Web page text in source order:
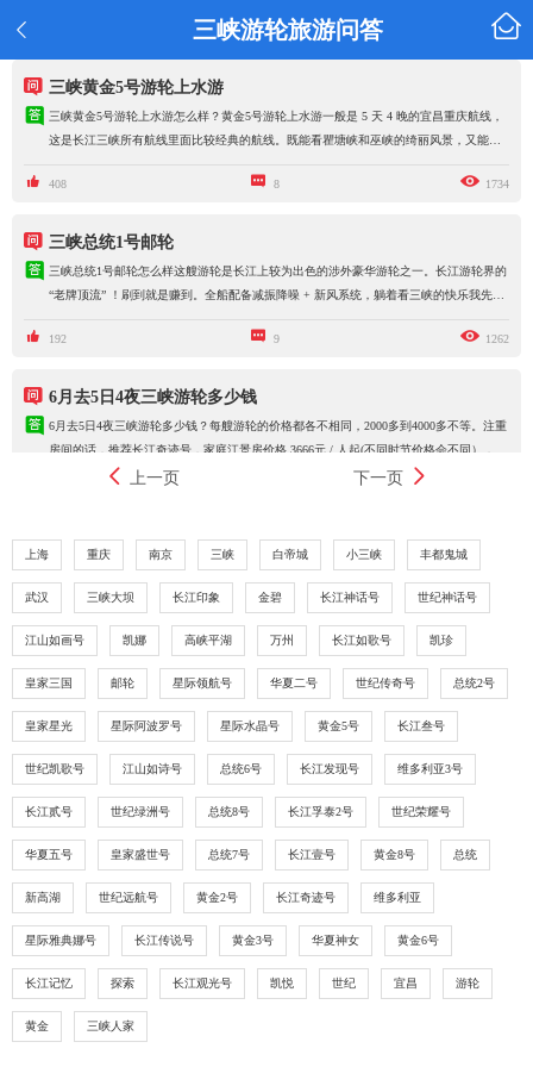
 三峡游轮旅游问答 
 三峡黄金5号游轮上水游
 三峡黄金5号游轮上水游怎么样？黄金5号游轮上水游一般是 5 天 4 晚的宜昌重庆航线，
这是长江三峡所有航线里面比较经典的航线。既能看瞿塘峡和巫峡的绮丽风景，又能探
神工，还能了解到丰富的历史文化和民俗风情。
 408  8  1734
 三峡总统1号邮轮
 三峡总统1号邮轮怎么样这艘游轮是长江上较为出色的涉外豪华游轮之一。长江游轮界的
“老牌顶流” ！刷到就是赚到。全船配备减振降噪 + 新风系统，躺着看三峡的快乐我先冲
 192  9  1262
 6月去5日4夜三峡游轮多少钱
 6月去5日4夜三峡游轮多少钱？每艘游轮的价格都各不相同，2000多到4000多不等。注重
房间的话，推荐长江奇迹号，家庭江景房价格 3666元 / 人起(不同时节价格会不同），包
括 4 早 7 正、酒会 2 场、特色上午茶和三峡沿岸优选当季水果等。我之前还看到过6月
 重庆做游轮到宜昌三日游安全吗
 重庆做游轮到宜昌三日游安全吗?长江三峡的豪华游轮都是比较安全的。游轮公司通常会
有完善的安全管理制度和措施，包括船只的维护保养、船员的专业培训、安全设备的配
备等，完全不用担心安全问题。
 273 7
三峡长江奇迹号游轮价格表
 三峡长江奇迹号游轮价格表在哪可以查询到？可以去三峡游轮售票大厅上查询了解，并
预定船票。特色景点当属816 核工程！作为世界上最大的人工军事洞体，这个藏在武陵
山里的地下长城，随手一拍都是电影级画面，历史控和科技迷直接原地尖叫！不过这只
是ABC三条线上的其中一个景点，还有【白鹤梁水下博物馆】+【漫步长涪汇】；和游览
【武陵山大裂谷】可以选择。
  
 世纪远航预订官网
 求世纪远航预订官网，如果是想要购买这艘游轮的船票的话，建议可以去三峡游轮网上
售票大厅上购票，房型全、价格透明，还能对比不同航次优惠。有没有推荐的这艘游轮
的房型和相关好玩项目？预算有限就选内舱标准间/大床房，缺点就是无阳台，没办法在
最高的当然是带阳台的豪华标准间和大床房，晚上和闺蜜在阳台吃零食看星星；如果是
土豪，闭眼入行政套房以上房型（体验感拉满）。
 324  7
 游轮旅游三峡大坝要多少钱
 游轮旅游三峡大坝要多少钱？从售卖三峡游轮的网站三峡游轮网上售票大厅上了解到，
 上一页 下一页 
上海 重庆 南京 三峡 白帝城 小三峡 丰都鬼城
武汉 三峡大坝 长江印象 金碧 长江神话号 世纪神话号
江山如画号 凯娜 高峡平湖 万州 长江如歌号 凯珍
皇家三国 邮轮 星际领航号 华夏二号 世纪传奇号 总统2号
皇家星光 星际阿波罗号 星际水晶号 黄金5号 长江叁号
世纪凯歌号 江山如诗号 总统6号 长江发现号 维多利亚3号
长江贰号 世纪绿洲号 总统8号 长江孚泰2号 世纪荣耀号
华夏五号 皇家盛世号 总统7号 长江壹号 黄金8号 总统
新高湖 世纪远航号 黄金2号 长江奇迹号 维多利亚
星际雅典娜号 长江传说号 黄金3号 华夏神女 黄金6号
长江记忆 探索 长江观光号 凯悦 世纪 宜昌 游轮
黄金 三峡人家